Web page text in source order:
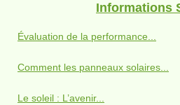
Informations
Évaluation de la performance...
Comment les panneaux solaires...
Le soleil : L’avenir...